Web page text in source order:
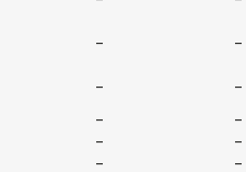
– –
– –
– –
– –
– –